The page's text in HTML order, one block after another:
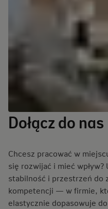
Dołącz do nas
Chcesz pracować w
się rozwijać i mieć
stabilność i przestrzeń do
kompetencji — w firmie,
elastycznie dopasowuje